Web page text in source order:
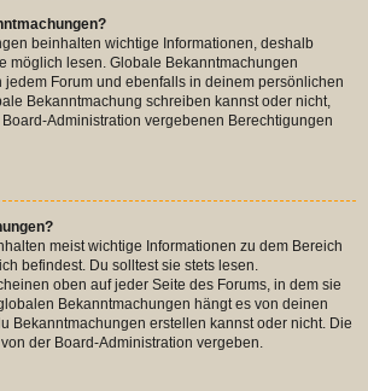
beinhalten wichtige Informationen, deshalb
möglich lesen. Globale Bekanntmachungen
Forum und ebenfalls in deinem persönlichen
Bekanntmachung schreiben kannst oder nicht,
Administration vergebenen Berechtigungen
meist wichtige Informationen zu dem Bereich
befindest. Du solltest sie stets lesen.
oben auf jeder Seite des Forums, in dem sie
Bekanntmachungen hängt es von deinen
Bekanntmachungen erstellen kannst oder nicht. Die
der Board-Administration vergeben.